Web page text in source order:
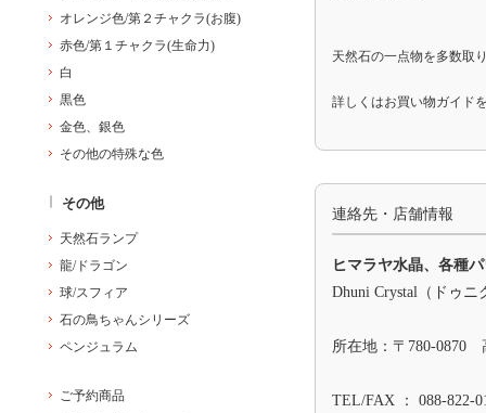
天然石の一点物を多数取
詳しくはお買い物ガイド
連絡先・店舗情報
ヒマラヤ水晶、各種
Dhuni Crystal（ドゥニ
所在地：〒780-0870
TEL/FAX ： 088-822-
オレンジ色/第２チャクラ(お腹)
赤色/第１チャクラ(生命力)
白
黒色
金色、銀色
その他の特殊な色
その他
天然石ランプ
龍/ドラゴン
球/スフィア
石の鳥ちゃんシリーズ
ペンジュラム
ご予約商品